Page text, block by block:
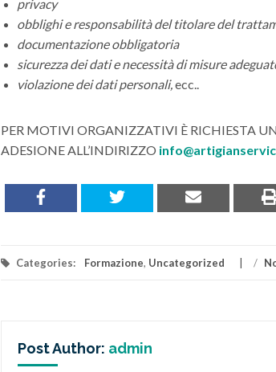
privacy
obblighi e responsabilità del titolare del
documentazione obbligatoria
sicurezza dei dati e necessità di misure
violazione dei dati personali,ecc..
PER MOTIVI ORGANIZZATIVI È RICHIESTA
ADESIONE ALL’INDIRIZZO
Categories: Formazione, Uncategorized /
Post Author: admin